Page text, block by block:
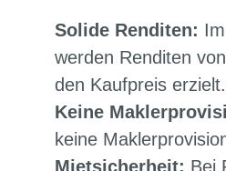
Solide Renditen:
werden Renditen
den Kaufpreis erzielt.
Keine
keine
Mietsicherheit: Bei